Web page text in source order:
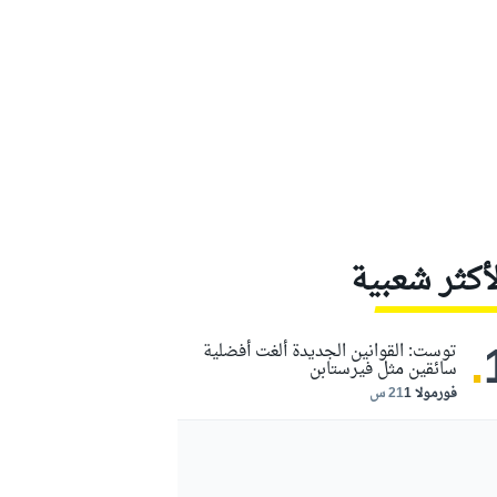
شعبية
. فورمولا 1 21 س
توست: القوانين الجديدة ألغت أفضلية
سائقين مثل فيرستابن